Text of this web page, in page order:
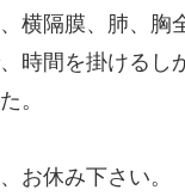
横隔膜、肺、胸
時間を掛けるし
。
お休み下さい。